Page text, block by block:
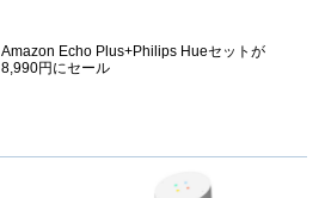
Amazon Echo Plus+Philips Hueセットが
8,990円にセール